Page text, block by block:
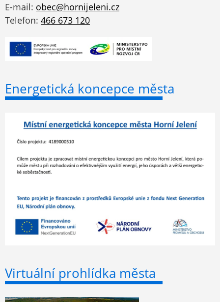
E-mail: obec@hornijeleni.cz
Telefon: 466 673 120
Energetická koncepce města
Virtuální prohlídka města